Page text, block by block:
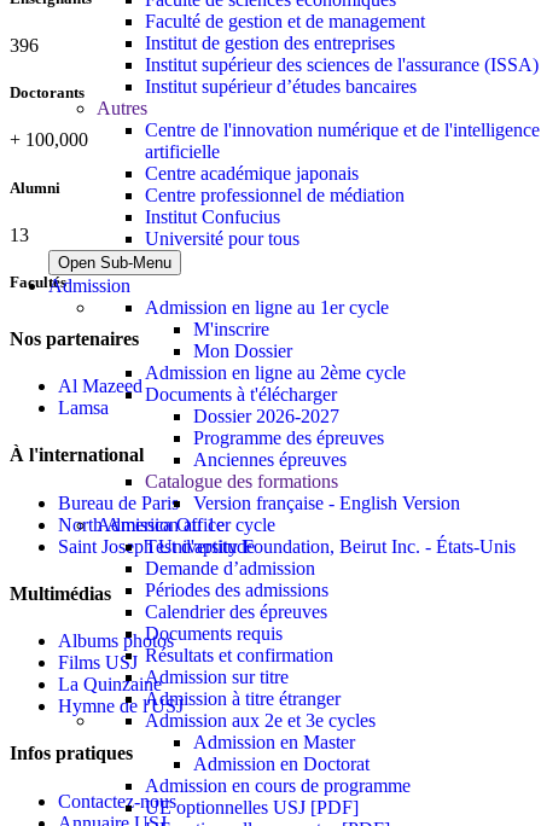
Faculté de gestion et de management
Institut de gestion des entreprises
Institut supérieur des sciences de l'assurance (ISSA)
Institut supérieur d’études bancaires
Autres
Centre de l'innovation numérique et de l'intelligence
artificielle
Centre académique japonais
Centre professionnel de médiation
Institut Confucius
Université pour tous
Open Sub-Menu
Admission
Admission en ligne au 1er cycle
M'inscrire
Mon Dossier
Admission en ligne au 2ème cycle
Documents à t'élécharger
Dossier 2026-2027
Programme des épreuves
Anciennes épreuves
Catalogue des formations
Version française - English Version
Admission au 1er cycle
Test d'aptitude
Demande d’admission
Périodes des admissions
Calendrier des épreuves
Documents requis
Résultats et confirmation
Admission sur titre
Admission à titre étranger
Admission aux 2e et 3e cycles
Admission en Master
Admission en Doctorat
Admission en cours de programme
UE optionnelles USJ [PDF]
432
Doctorants
+ 100,000
Alumni
13
Facultés
Nos partenaires
Al Mazeed
Lamsa
À l'international
Bureau de Paris
North America Office
Saint Joseph University Foundation, Beirut Inc. - États-Unis
Multimédias
Albums photos
Films USJ
La Quinzaine
Hymne de l'USJ
Infos pratiques
Contactez-nous